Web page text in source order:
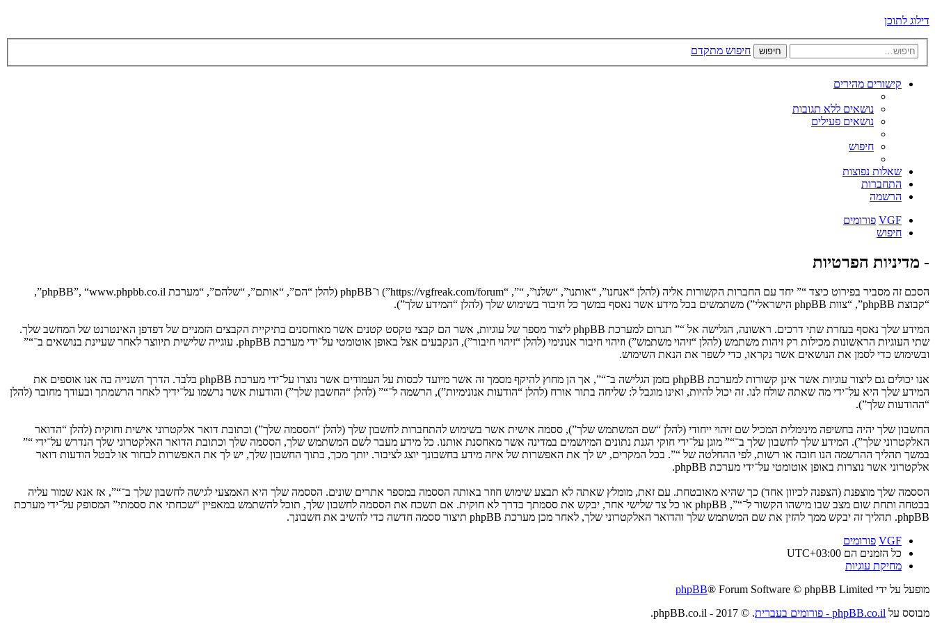
דילוג לתוכן
חיפוש חיפוש מתקדם
קישורים מהירים
נושאים ללא תגובות
נושאים פעילים
חיפוש
שאלות נפוצות
התחברות
הרשמה
VGF פורומים
חיפוש
- מדיניות הפרטיות
הסכם זה מסביר בפירוט כיצד “” יחד עם החברות הקשורות אליה (להלן “אנחנו”, “אותנו”, “שלנו”, “”, “https://vgfreak.com/forum”) ו־phpBB (להלן “הם”, “אותם”, “שלהם”, “מערכת phpBB”, “www.phpbb.co.il”,
“קבוצת phpBB”, “צוות phpBB הישראלי”) משתמשים בכל מידע אשר נאסף במשך כל חיבור בשימוש שלך (להלן “המידע שלך”).
המידע שלך נאסף בעזרת שתי דרכים. ראשונה, הגלישה אל “” תגרום למערכת phpBB ליצור מספר של עוגיות, אשר הם קבצי טקסט קטנים אשר מאוחסנים בתיקיית הקבצים הזמניים של דפדפן האינטרנט של המחשב שלך.
שתי העוגיות הראשונות מכילות רק זיהות משתמש (להלן “זיהוי משתמש”) וזיהוי חיבור אנונימי (להלן “זיהוי חיבור”), הנקבעים אצל באופן אוטומטי על־ידי מערכת phpBB. עוגייה שלישית תיווצר לאחר שעיינת בנושאים ב־“”
ובשימוש כדי לסמן את הנושאים אשר נקראו, כדי לשפר את הנאת השימוש.
אנו יכולים גם ליצור עוגיות אשר אינן קשורות למערכת phpBB בזמן הגלישה ב־“”, אך הן מחוץ להיקף מסמך זה אשר מיועד לכסות על העמודים אשר נוצרו על־ידי מערכת phpBB בלבד. הדרך השנייה בה אנו אוספים את
המידע שלך היא על־ידי מה שאתה שולח לנו. זה יכול להיות, ואינו מוגבל ל: שליחה בתור אורח (להלן “הודעות אנונימיות”), הרשמה ל־“” (להלן “החשבון שלך”) והודעות אשר נרשמו על־ידיך לאחר הרשמתך ובעודך מחובר (להלן
“ההודעות שלך”).
החשבון שלך יהיה בחשיפה מינימלית המכיל שם זיהוי ייחודי (להלן “שם המשתמש שלך”), ססמה אישית אשר בשימוש להתחברות לחשבון שלך (להלן “הססמה שלך”) וכתובת דואר אלקטרוני אישית וחוקית (להלן “הדואר
האלקטרוני שלך”). המידע שלך לחשבון שלך ב־“” מוגן על־ידי חוקי הגנת נתונים המיושמים במדינה אשר מאחסנת אותנו. כל מידע מעבר לשם המשתמש שלך, הססמה שלך וכתובת הדואר האלקטרוני שלך הנדרש על־ידי “”
במשך תהליך ההרשמה הנו חובה או רשות, לפי ההחלטה של “”. בכל המקרים, יש לך את האפשרות של איזה מידע בחשבונך יוצג לציבור. יותך מכך, בתוך החשבון שלך, יש לך את האפשרות לבחור או לבטל הודעות דואר
אלקטרוני אשר נוצרות באופן אוטומטי על־ידי מערכת phpBB.
הססמה שלך מוצפנת (הצפנה לכיוון אחד) כך שהיא מאובטחת. עם זאת, מומלץ שאתה לא תבצע שימוש חוזר באותה הססמה במספר אתרים שונים. הססמה שלך היא האמצעי לגישה לחשבון שלך ב־“”, אז אנא שמור עליה
בבטחה ותחת שום מצב שבו מישהו הקשור ל־“”, phpBB או כל צד שלישי אחר, יבקש את ססמתך בדרך לא חוקית. אם תשכח את הססמה לחשבון שלך, תוכל להשתמש במאפיין “שכחתי את ססמתי” המסופק על־ידי מערכת
phpBB. תהליך זה יבקש ממך להזין את שם המשתמש שלך והדואר האלקטרוני שלך, לאחר מכן מערכת phpBB תיצור ססמה חדשה כדי להשיב את חשבונך.
VGF פורומים
כל הזמנים הם UTC+03:00
מחיקת עוגיות
מופעל על ידי
phpBB® Forum Software © phpBB Limited
מבוסס על phpBB.co.il - פורומים בעברית . © 2017 - phpBB.co.il.